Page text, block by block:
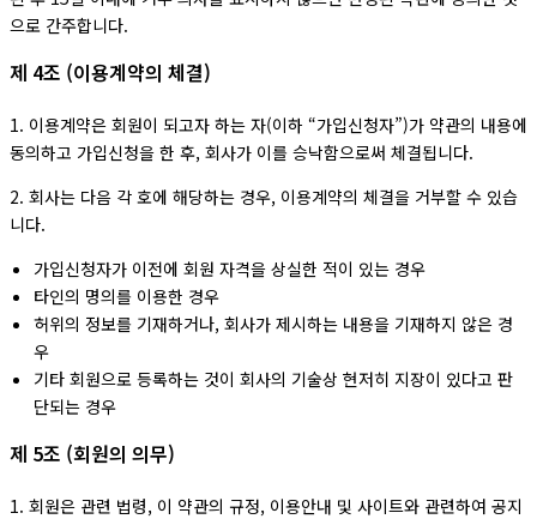
으로 간주합니다.
제 4조 (이용계약의 체결)
1. 이용계약은 회원이 되고자 하는 자(이하 “가입신청자”)가 약관의 내용에
동의하고 가입신청을 한 후, 회사가 이를 승낙함으로써 체결됩니다.
2. 회사는 다음 각 호에 해당하는 경우, 이용계약의 체결을 거부할 수 있습
니다.
가입신청자가 이전에 회원 자격을 상실한 적이 있는 경우
타인의 명의를 이용한 경우
허위의 정보를 기재하거나, 회사가 제시하는 내용을 기재하지 않은 경
우
기타 회원으로 등록하는 것이 회사의 기술상 현저히 지장이 있다고 판
단되는 경우
제 5조 (회원의 의무)
1. 회원은 관련 법령, 이 약관의 규정, 이용안내 및 사이트와 관련하여 공지